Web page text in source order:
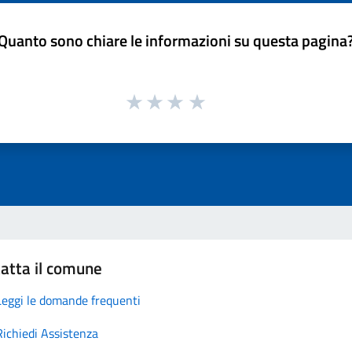
sono chiare le informazioni su questa
il comune
le domande frequenti
Assistenza